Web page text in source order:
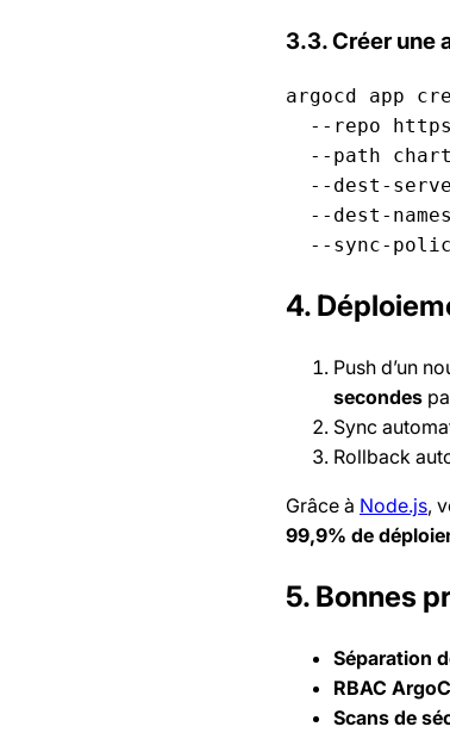
3.3. Créer une
argocd app
--repo
--path
--dest-
--dest-
--sync-
4.
Push d’un
secondes
Sync
Rollback
Grâce à Node.js,
99,9% de
5. Bonnes
Séparation
RBAC
Scans de